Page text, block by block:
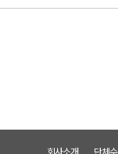
회사소개 단체